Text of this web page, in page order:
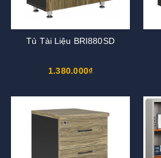
Tủ Tài Liệu BRI880SD
1.380.000₫